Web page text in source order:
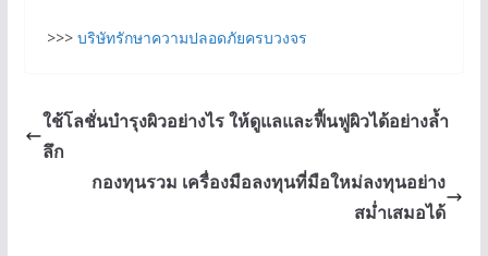
>>> บริษัทรักษาความปลอดภัยครบวงจร
ใช้โลชั่นบำรุงผิวอย่างไร ให้ดูแลและฟื้นฟูผิวได้อย่างล้ำ
ลึก
กองทุนรวม เครื่องมือลงทุนที่มือใหม่ลงทุนอย่าง
สม่ำเสมอได้